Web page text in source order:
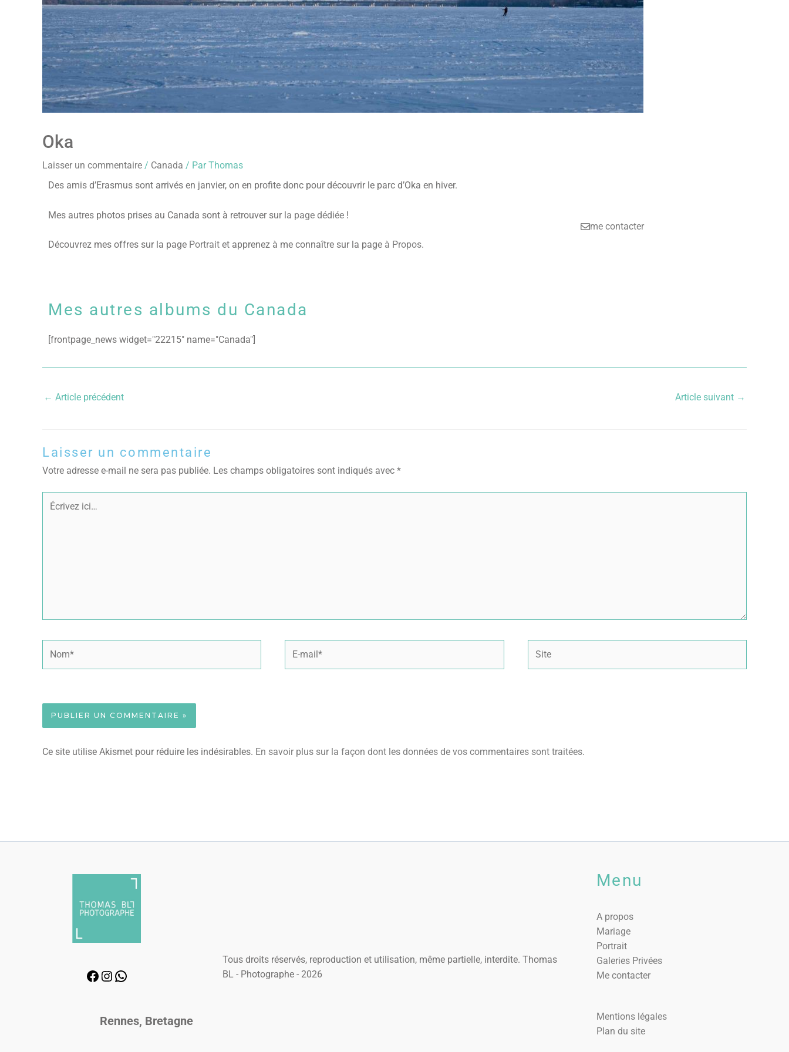
Oka
Laisser un commentaire / Canada / ParThomas
Des amis d’Erasmus sont arrivés en janvier, on en profite donc pour découvrir le parc d’Oka en hiver.
Mes autres photos prises au Canada sont à retrouver sur la page dédiée !
Découvrez mes offres sur la page Portrait et apprenez à me connaître sur la page à Propos.
me contacter
Mes autres albums du Canada
[frontpage_news widget="22215" name="Canada"]
← Article précédent Article suivant →
Laisser un commentaire
Votre adresse e-mail ne sera pas publiée. Les champs obligatoires sont indiqués avec *
Écrivez
Ce site utilise Akismet pour réduire les indésirables. En savoir plus sur la façon dont les données de vos commentaires sont traitées.
Rennes, Bretagne
Tous droits réservés, reproduction et utilisation, même partielle, interdite. Thomas
BL - Photographe - 2026
Menu
A propos
Mariage
Portrait
Galeries Privées
Me contacter
Mentions légales
Plan du site